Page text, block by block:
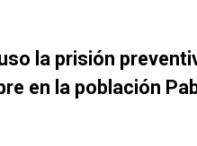
la prisión
en la población